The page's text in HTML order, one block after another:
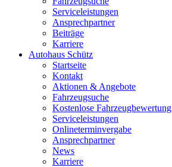
Serviceleistungen
Ansprechpartner
Beiträge
Karriere
Autohaus Schütz
Startseite
Kontakt
Aktionen & Angebote
Fahrzeugsuche
Kostenlose Fahrzeugbewertung
Serviceleistungen
Onlineterminvergabe
Ansprechpartner
News
Karriere